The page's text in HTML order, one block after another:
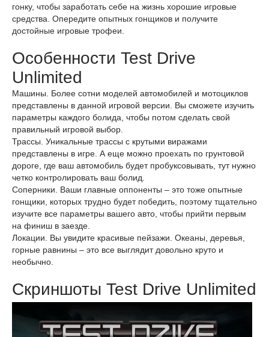
гонку, чтобы заработать себе на жизнь хорошие игровые
средства. Опередите опытных гонщиков и получите
достойные игровые трофеи.
Особенности Test Drive
Unlimited
Машины. Более сотни моделей автомобилей и мотоциклов
представлены в данной игровой версии. Вы сможете изучить
параметры каждого болида, чтобы потом сделать свой
правильный игровой выбор.
Трассы. Уникальные трассы с крутыми виражами
представлены в игре. А еще можно проехать по грунтовой
дороге, где ваш автомобиль будет пробуксовывать, тут нужно
четко контролировать ваш болид.
Соперники. Ваши главные оппоненты – это тоже опытные
гонщики, которых трудно будет победить, поэтому тщательно
изучите все параметры вашего авто, чтобы прийти первым
на финиш в заезде.
Локации. Вы увидите красивые пейзажи. Океаны, деревья,
горные равнины – это все выглядит довольно круто и
необычно.
Скриншоты Test Drive Unlimited